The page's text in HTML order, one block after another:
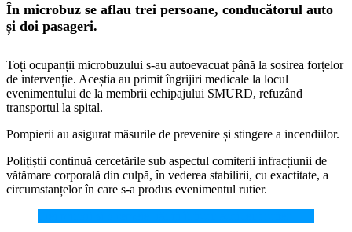
În microbuz se aflau trei persoane, conducătorul auto
și doi pasageri.
Toți ocupanții microbuzului s-au autoevacuat până la sosirea forțelor
de intervenție. Aceștia au primit îngrijiri medicale la locul
evenimentului de la membrii echipajului SMURD, refuzând
transportul la spital.
Pompierii au asigurat măsurile de prevenire și stingere a incendiilor.
Polițiștii continuă cercetările sub aspectul comiterii infracțiunii de
vătămare corporală din culpă, în vederea stabilirii, cu exactitate, a
circumstanțelor în care s-a produs evenimentul rutier.